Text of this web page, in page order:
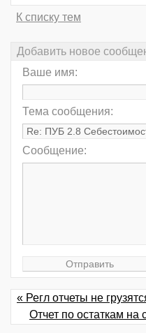
К списку тем
Добавить новое
Ваше имя:
Тема сообщения:
Сообщение:
« Регл отчеты не
Отчет по остаткам